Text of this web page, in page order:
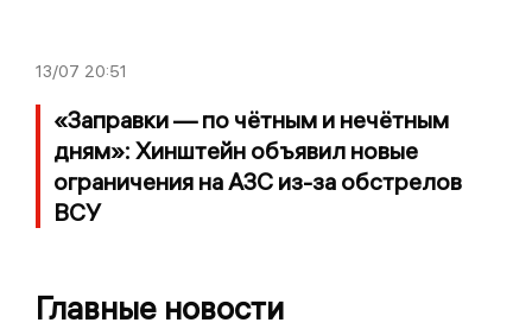
13/07 20:51
«Заправки — по чётным и нечётным
дням»: Хинштейн объявил новые
ограничения на АЗС из-за обстрелов
ВСУ
Главные новости